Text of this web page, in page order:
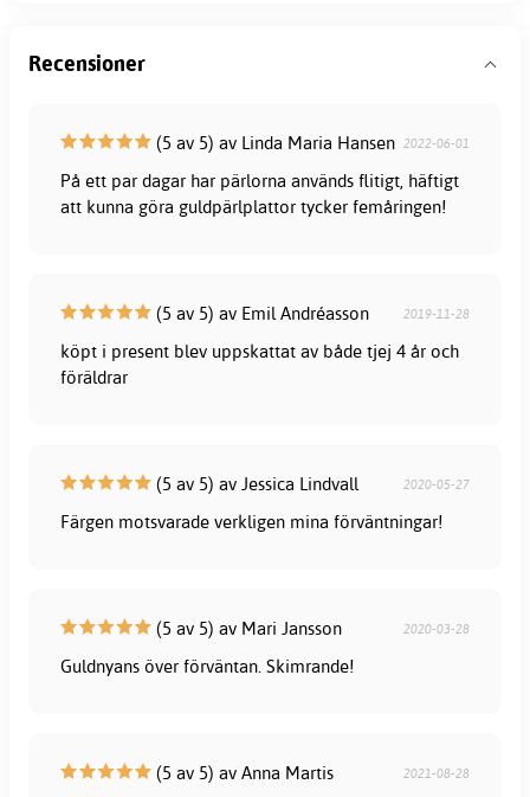
Recensioner
(5 av 5) av Linda Maria Hansen 2022-06-01
På ett par dagar har pärlorna används flitigt, häftigt
att kunna göra guldpärlplattor tycker femåringen!
(5 av 5) av Emil Andréasson 2019-11-28
köpt i present blev uppskattat av både tjej 4 år och
föräldrar
(5 av 5) av Jessica Lindvall 2020-05-27
Färgen motsvarade verkligen mina förväntningar!
(5 av 5) av Mari Jansson 2020-03-28
Guldnyans över förväntan. Skimrande!
(5 av 5) av Anna Martis 2021-08-28